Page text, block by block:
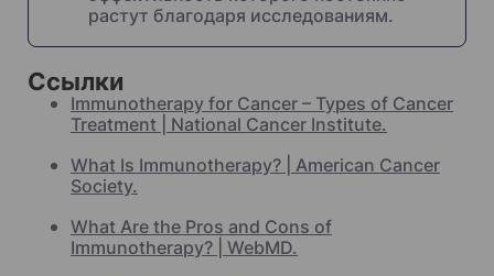
растут благодаря исследованиям.
Ссылки
Immunotherapy for Cancer – Types of Cancer
Treatment | National Cancer Institute.
What Is Immunotherapy? | American Cancer
Society.
What Are the Pros and Cons of
Immunotherapy? | WebMD.